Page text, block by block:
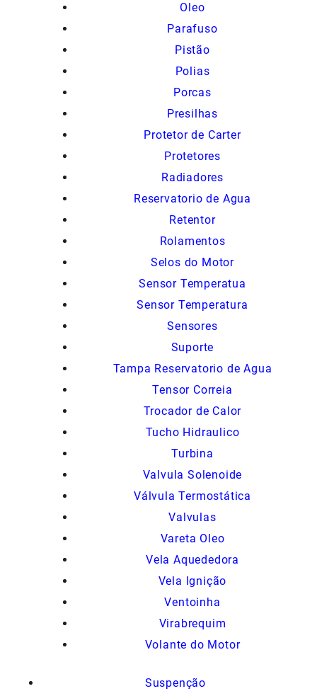
Oleo
Parafuso
Pistão
Polias
Porcas
Presilhas
Protetor de Carter
Protetores
Radiadores
Reservatorio de Agua
Retentor
Rolamentos
Selos do Motor
Sensor Temperatua
Sensor Temperatura
Sensores
Suporte
Tampa Reservatorio de Agua
Tensor Correia
Trocador de Calor
Tucho Hidraulico
Turbina
Valvula Solenoide
Válvula Termostática
Valvulas
Vareta Oleo
Vela Aquededora
Vela Ignição
Ventoinha
Virabrequim
Volante do Motor
Suspenção